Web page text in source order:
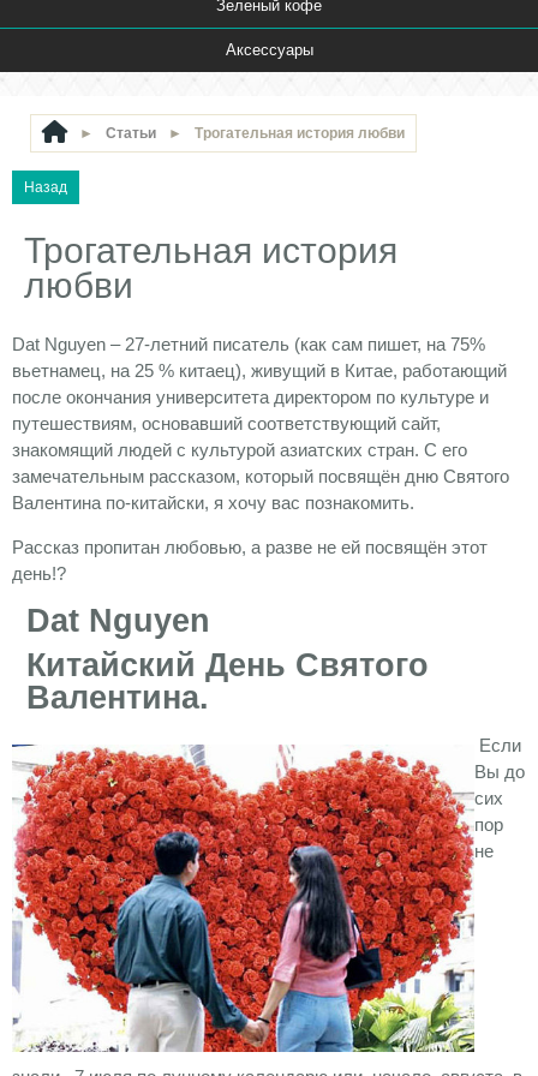
Зеленый кофе
Аксессуары
► Статьи ► Трогательная история любви
Трогательная история
любви
Dat Nguyen – 27-летний писатель (как сам пишет, на 75%
вьетнамец, на 25 % китаец), живущий в Китае, работающий
после окончания университета директором по культуре и
путешествиям, основавший соответствующий сайт,
знакомящий людей с культурой азиатских стран. С его
замечательным рассказом, который посвящён дню Святого
Валентина по-китайски, я хочу вас познакомить.
Рассказ пропитан любовью, а разве не ей посвящён этот
день!?
Dat Nguyen
Китайский День Святого
Валентина.
Если
Вы до
сих
пор
не